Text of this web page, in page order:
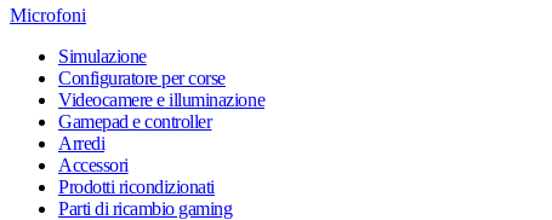
Microfoni
Simulazione
Configuratore per corse
Videocamere e illuminazione
Gamepad e controller
Arredi
Accessori
Prodotti ricondizionati
Parti di ricambio gaming